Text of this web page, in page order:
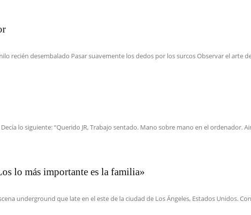
recién desembalado Pasar suavemente los dedos por los surcos Observar el arte
lo siguiente: “Querido JR, Trabajo sentado. Mano sobre mano en el ordenador.
lo más importante es la familia»
underground que late en el este de la ciudad de Los Ángeles, Estados Unidos.